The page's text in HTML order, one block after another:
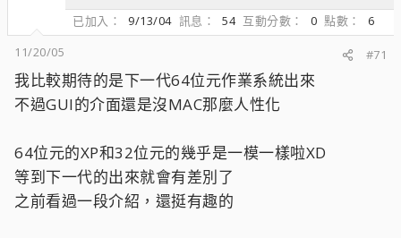
已加入
9/13/04 訊息 54 互動分數 0 點數
6
11/20/05
#71
我比較期待的是下一代64位元作業系統出來
不過GUI的介面還是沒MAC那麼人性化
64位元的XP和32位元的幾乎是一模一樣啦XD
等到下一代的出來就會有差別了
之前看過一段介紹，還挺有趣的